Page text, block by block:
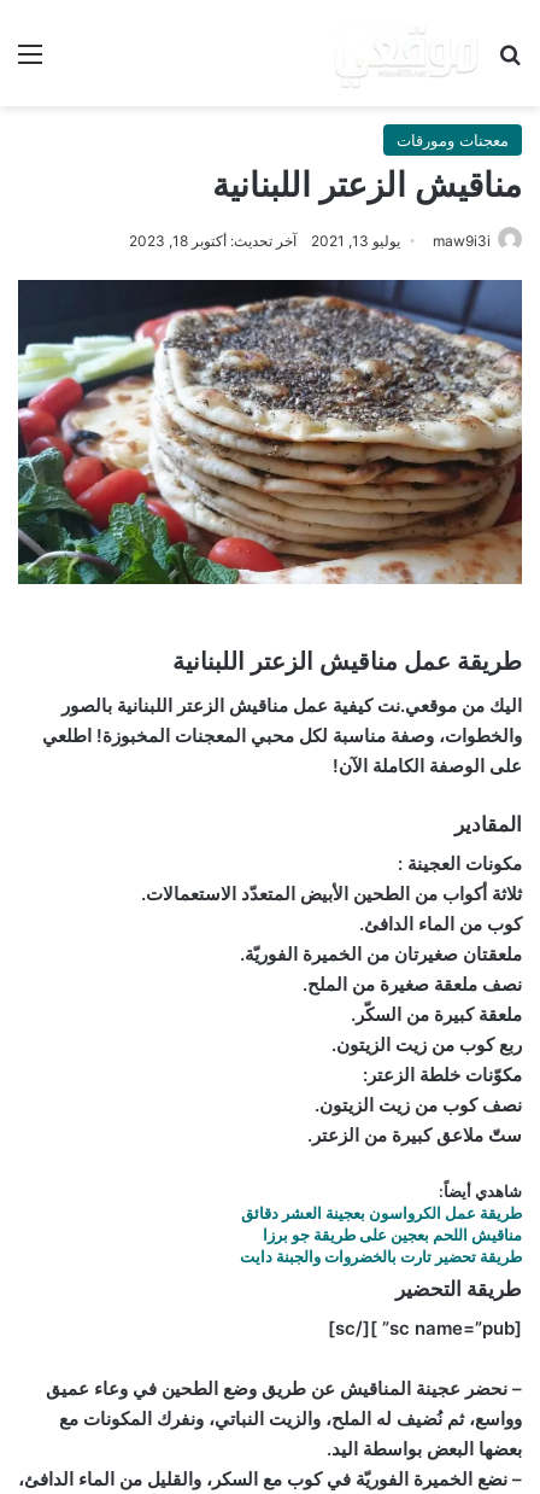
بحث عن
معجنات ومورقات
مناقيش الزعتر اللبنانية
maw9i3i يوليو 13, 2021 آخر تحديث: أكتوبر 18, 2023
طريقة عمل مناقيش الزعتر اللبنانية
اليك من موقعي.نت كيفية عمل مناقيش الزعتر اللبنانية بالصور
والخطوات، وصفة مناسبة لكل محبي المعجنات المخبوزة! اطلعي
على الوصفة الكاملة الآن!
المقادير
مكونات العجينة :
ثلاثة أكواب من الطحين الأبيض المتعدّد الاستعمالات.
كوب من الماء الدافئ.
ملعقتان صغيرتان من الخميرة الفوريّة.
نصف ملعقة صغيرة من الملح.
ملعقة كبيرة من السكّر.
ربع كوب من زيت الزيتون.
مكوّنات خلطة الزعتر:
نصف كوب من زيت الزيتون.
ستّ ملاعق كبيرة من الزعتر.
شاهدي أيضاً:
طريقة عمل الكرواسون بعجينة العشر دقائق
مناقيش اللحم بعجين على طريقة جو برزا
طريقة تحضير تارت بالخضروات والجبنة دايت
طريقة التحضير
[sc name=”pub” ][/sc]
– نحضر عجينة المناقيش عن طريق وضع الطحين في وعاء عميق
وواسع، ثم نُضيف له الملح، والزيت النباتي، ونفرك المكونات مع
بعضها البعض بواسطة اليد.
– نضع الخميرة الفوريّة في كوب مع السكر، والقليل من الماء الدافئ،